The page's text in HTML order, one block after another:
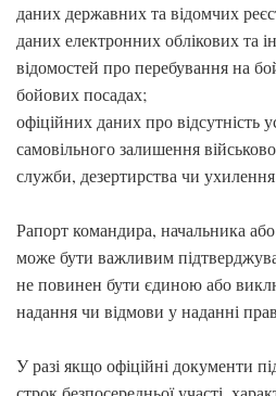
даних державних та відомчих
даних електронних облікових та
відомостей про перебування на
бойових посадах;
офіційних даних про відсутність
самовільного залишення
служби, дезертирства чи
Рапорт командира, начальника або
може бути важливим
не повинен бути єдиною або
надання чи відмови у наданні
У разі якщо офіційні документи